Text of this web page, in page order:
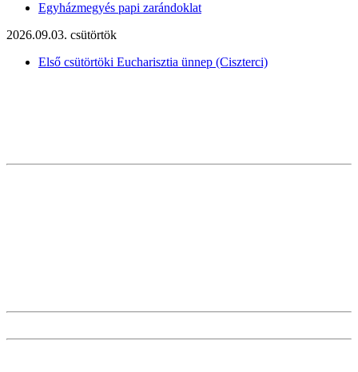
Egyházmegyés papi zarándoklat
2026.09.03. csütörtök
Első csütörtöki Eucharisztia ünnep (Ciszterci)